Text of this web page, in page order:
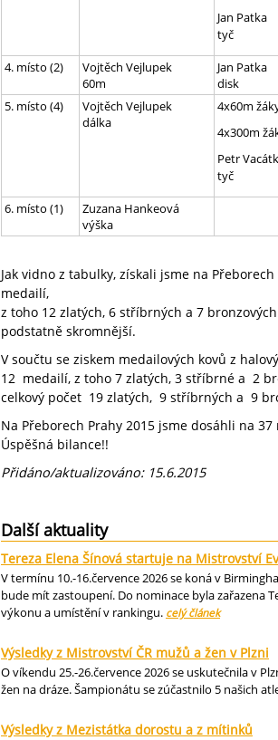
Jan Patka
tyč
4. místo (2)
Vojtěch Vejlupek
60m
Jan Patka
disk
5. místo (4)
Vojtěch Vejlupek
dálka
4x60m
4x300m
Petr
tyč
6. místo (1)
Zuzana Hankeová
výška
Jak vidno z tabulky, získali jsme na
medailí,
z toho 12 zlatých, 6 stříbrných a 7
podstatně skromnější.
V součtu se ziskem medailových kovů z
12 medailí, z toho 7 zlatých, 3 stříbrné a 2
celkový počet 19 zlatých, 9 stříbrných a 9
Na Přeborech Prahy 2015 jsme dosáhli na
Úspěšná bilance!!
Přidáno/aktualizováno: 15.6.2015
Další aktuality
Tereza Elena Šínová startuje na Mistrovství
V termínu 10.-16.července 2026 se koná v
bude mít zastoupení. Do nominace byla zařazena
výkonu a umístění v rankingu. celý článek
Výsledky z Mistrovství ČR mužů a žen v Plzni
O víkendu 25.-26.července 2026 se uskutečnila v
žen na dráze. Šampionátu se zúčastnilo 5 našich
Výsledky z Mezistátka dorostu a z mítinků